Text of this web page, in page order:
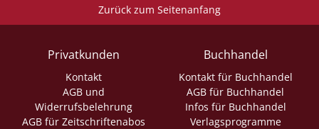
Zurück zum Seitenanfang
Privatkunden
Kontakt
AGB und
Widerrufsbelehrung
AGB für Zeitschriftenabos
Buchhandel
Kontakt für Buchhandel
AGB für Buchhandel
Infos für Buchhandel
Verlagsprogramme